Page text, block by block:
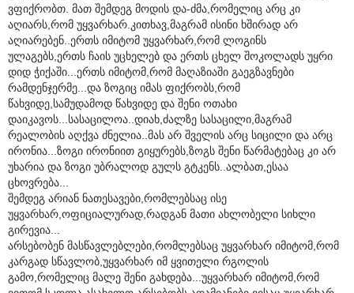
ვფიქრობთ. მათ შემდეგ მოდის და-ძმა,რომელიც არც კი
აღიარს,რომ უყვარხარ.კითხავ,მაგრამ ისინი ხშირად არ
აღიარებენ..ერთს იმიტომ უყვარხარ,რომ ლოგინს
ულაგებს,ერთს ჩაის უცხელებ და ერთს ცხელ შოკოლადს უყრი
დიდ ჭიქაში...ერთს იმიტომ,რომ მაღაზიაში გაეგზავნები
რამდენჯერმე...და ზოგიც იმას ფიქრობს,რომ
წახვიდე,სამუდამოდ წახვიდე და შენი ოთახი
დაიკავოს...სასაცილოა..დიახ,ძალზე სასაცილი,მაგრამ
რეალობის აღქვა ძნელია..მას არ შველის არც სიცილი და არც
ირონია...ზოგი ირონიით გიყურებს,ზოგს შენი წარმატებაც კი არ
უხარია და ზოგი უბრალოდ გულს გტკენს..ალბათ,ესაა
ცხოვრება...
შემდეგ არიან ნათესავები,რომლებსაც ისე
უყვარხარ,ოფიციალურად,რადგან მათი ახლობელი სიხლი
გირევია...
არსებობენ მასწავლებლები,რომლებსაც უყვარხარ იმიტომ,რომ
კარგად სწავლობ,უყვარხარ იმ ყვითელი რგოლის
გამო,რომელიც მალე შენი გახდება...უყვარხარ იმიტომ,რომ